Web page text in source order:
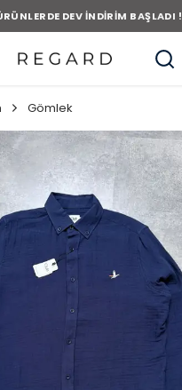
DEV İNDİRİM BAŞLADI !
Gömlek